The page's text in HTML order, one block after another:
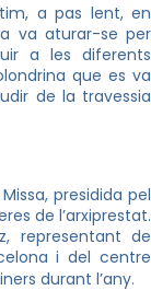
a pas lent, en
va aturar-se per
a les diferents
que es va
de la travessia
presidida pel
de l’arxiprestat.
representant de
i del centre
durant l’any.